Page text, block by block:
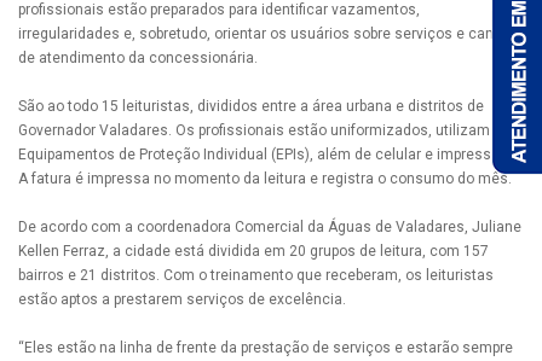
profissionais estão preparados para identificar vazamentos,
irregularidades e, sobretudo, orientar os usuários sobre serviços e canais
de atendimento da concessionária.
São ao todo 15 leituristas, divididos entre a área urbana e distritos de
Governador Valadares. Os profissionais estão uniformizados, utilizam
Equipamentos de Proteção Individual (EPIs), além de celular e impressora.
A fatura é impressa no momento da leitura e registra o consumo do mês.
De acordo com a coordenadora Comercial da Águas de Valadares, Juliane
Kellen Ferraz, a cidade está dividida em 20 grupos de leitura, com 157
bairros e 21 distritos. Com o treinamento que receberam, os leituristas
estão aptos a prestarem serviços de excelência.
“Eles estão na linha de frente da prestação de serviços e estarão sempre